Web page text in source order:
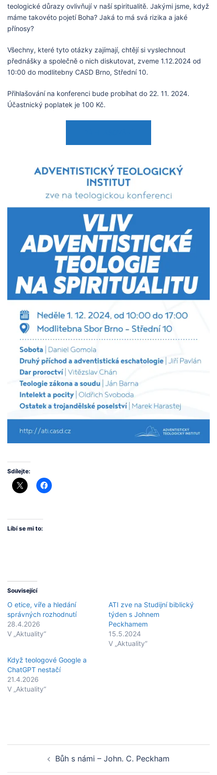
teologické důrazy ovlivňují v naší spiritualitě. Jakými jsme, když
máme takovéto pojetí Boha? Jaká to má svá rizika a jaké
přínosy?
Všechny, které tyto otázky zajímají, chtějí si vyslechnout
přednášky a společně o nich diskutovat, zveme 1.12.2024 od
10:00 do modlitebny CASD Brno, Střední 10.
Přihlašování na konferenci bude probíhat do 22. 11. 2024.
Účastnický poplatek je 100 Kč.
Sdílejte:
Líbí se mi to:
Související
O etice, víře a hledání
správných rozhodnutí
28.4.2026
V „Aktuality“
ATI zve na Studijní biblický
týden s Johnem
Peckhamem
15.5.2024
V „Aktuality“
Když teologové Google a
ChatGPT nestačí
21.4.2026
V „Aktuality“
navigationBůh s námi – John. C. Peckham